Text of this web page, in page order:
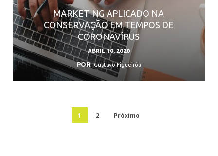
MARKETING APLICADO NA
CONSERVAÇÃO EM TEMPOS DE
CORONAVÍRUS
ABRIL 10, 2020
POR Gustavo Figueirôa
1 2 Próximo